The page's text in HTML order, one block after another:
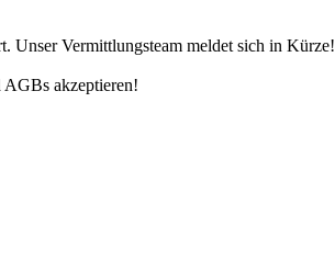
Unser Vermittlungsteam meldet sich in Kürze!
akzeptieren!